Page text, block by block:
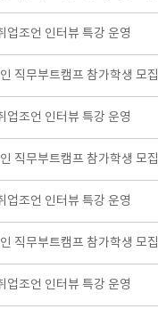
업조언 인터뷰 특강 운영
직무부트캠프 참가학생 모집
업조언 인터뷰 특강 운영
직무부트캠프 참가학생 모집
업조언 인터뷰 특강 운영
직무부트캠프 참가학생 모집
업조언 인터뷰 특강 운영